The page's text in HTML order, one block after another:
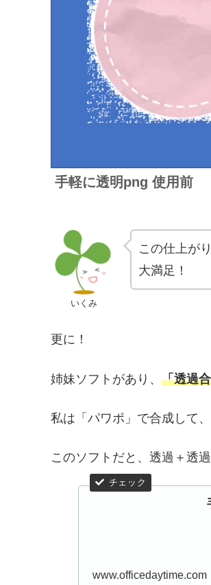
手軽に透明png 使用前
いくみ
この仕上が
大満足！
更に！
姉妹ソフトがあり、 「透過
私は「パワポ」で合成して
このソフトだと、透過＋透
www.officedaytime.com